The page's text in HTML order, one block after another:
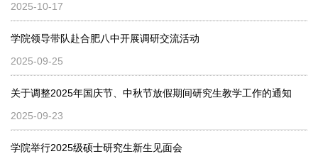
2025-10-17
学院领导带队赴合肥八中开展调研交流活动
2025-09-25
关于调整2025年国庆节、中秋节放假期间研究生教学工作的通知
2025-09-23
学院举行2025级硕士研究生新生见面会